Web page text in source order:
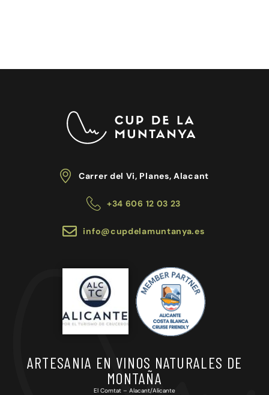
Carrer del Vi, Planes, Alacant
+34 606 12 03 23
info@cupdelamuntanya.es
ARTESANIA EN VINOS NATURALES DE
MONTAÑA
El Comtat – Alacant/Alicante